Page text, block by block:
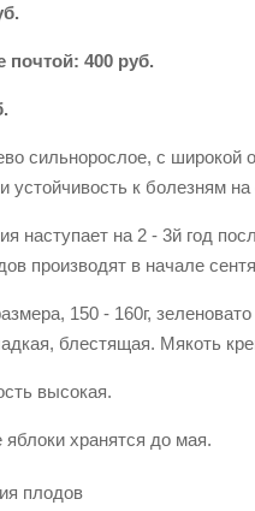
почтой: 400 руб.
сильнорослое, с широкой
устойчивость к болезням
наступает на 2 - 3й год
производят в начале
150 - 160г,
блестящая. Мякоть
высокая.
хранятся до мая.
плодов